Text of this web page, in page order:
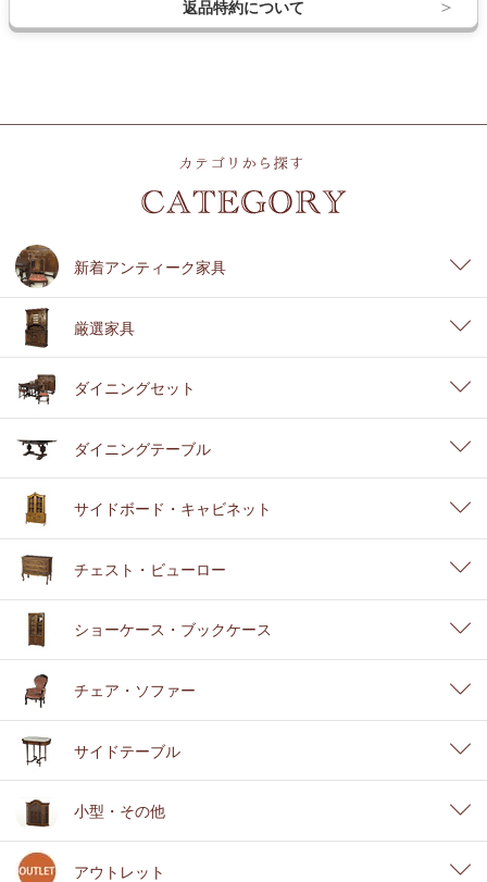
返品特約について
新着アンティーク家具
厳選家具
ダイニングセット
ダイニングテーブル
サイドボード・キャビネット
チェスト・ビューロー
ショーケース・ブックケース
チェア・ソファー
サイドテーブル
小型・その他
アウトレット